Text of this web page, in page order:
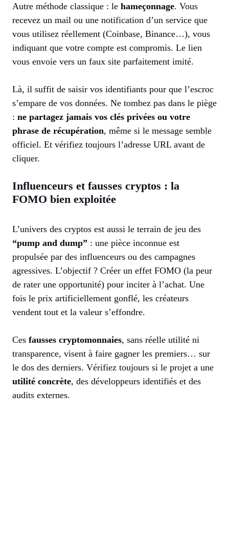
Autre méthode classique : le hameçonnage. Vous
recevez un mail ou une notification d’un service que
vous utilisez réellement (Coinbase, Binance…), vous
indiquant que votre compte est compromis. Le lien
vous envoie vers un faux site parfaitement imité.
Là, il suffit de saisir vos identifiants pour que l’escroc
s’empare de vos données. Ne tombez pas dans le piège
: ne partagez jamais vos clés privées ou votre
phrase de récupération, même si le message semble
officiel. Et vérifiez toujours l’adresse URL avant de
cliquer.
Influenceurs et fausses cryptos : la
FOMO bien exploitée
L’univers des cryptos est aussi le terrain de jeu des
“pump and dump” : une pièce inconnue est
propulsée par des influenceurs ou des campagnes
agressives. L’objectif ? Créer un effet FOMO (la peur
de rater une opportunité) pour inciter à l’achat. Une
fois le prix artificiellement gonflé, les créateurs
vendent tout et la valeur s’effondre.
Ces fausses cryptomonnaies, sans réelle utilité ni
transparence, visent à faire gagner les premiers… sur
le dos des derniers. Vérifiez toujours si le projet a une
utilité concrète, des développeurs identifiés et des
audits externes.